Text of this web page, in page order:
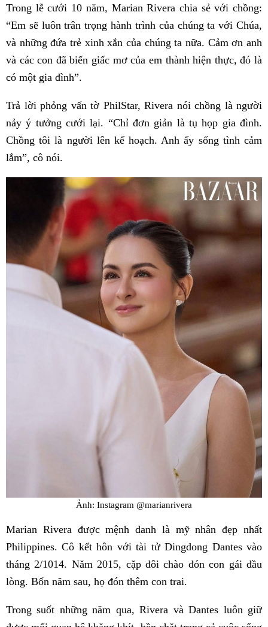
Trong lễ cưới 10 năm, Marian Rivera chia sẻ với chồng:
“Em sẽ luôn trân trọng hành trình của chúng ta với Chúa,
và những đứa trẻ xinh xắn của chúng ta nữa. Cảm ơn anh
và các con đã biến giấc mơ của em thành hiện thực, đó là
có một gia đình”.
Trả lời phỏng vấn tờ PhilStar, Rivera nói chồng là người
nảy ý tưởng cưới lại. “Chỉ đơn giản là tụ họp gia đình.
Chồng tôi là người lên kế hoạch. Anh ấy sống tình cảm
lắm”, cô nói.
Ảnh: Instagram @marianrivera
Marian Rivera được mệnh danh là mỹ nhân đẹp nhất
Philippines. Cô kết hôn với tài tử Dingdong Dantes vào
tháng 2/1014. Năm 2015, cặp đôi chào đón con gái đầu
lòng. Bốn năm sau, họ đón thêm con trai.
Trong suốt những năm qua, Rivera và Dantes luôn giữ